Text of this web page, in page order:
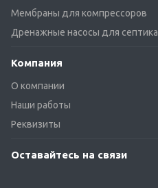
Мембраны для компрессоров
Дренажные насосы для септика
Компания
О компании
Наши работы
Реквизиты
Оставайтесь на связи